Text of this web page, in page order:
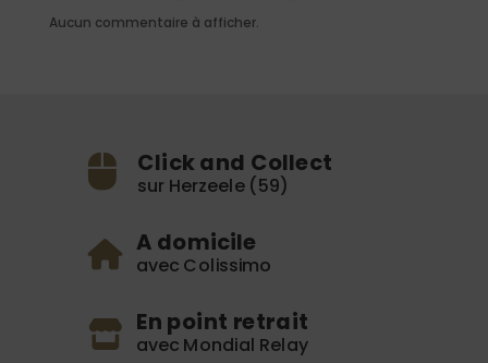
Aucun commentaire à afficher.
Click and Collect
sur Herzeele (59)
A domicile
avec Colissimo
En point retrait
avec Mondial Relay